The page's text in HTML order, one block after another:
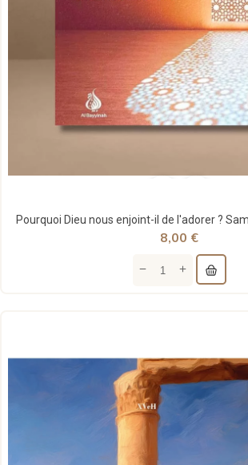
8,00 €